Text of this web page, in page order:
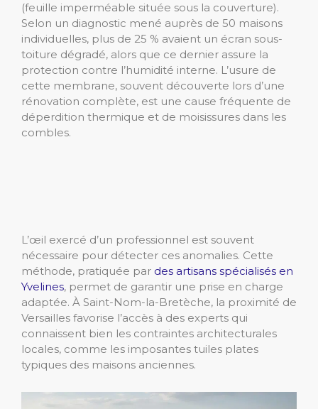
(feuille imperméable située sous la couverture).
Selon un diagnostic mené auprès de 50 maisons
individuelles, plus de 25 % avaient un écran sous-
toiture dégradé, alors que ce dernier assure la
protection contre l’humidité interne. L’usure de
cette membrane, souvent découverte lors d’une
rénovation complète, est une cause fréquente de
déperdition thermique et de moisissures dans les
combles.
L’œil exercé d’un professionnel est souvent
nécessaire pour détecter ces anomalies. Cette
méthode, pratiquée par des artisans spécialisés en
Yvelines, permet de garantir une prise en charge
adaptée. À Saint-Nom-la-Bretèche, la proximité de
Versailles favorise l’accès à des experts qui
connaissent bien les contraintes architecturales
locales, comme les imposantes tuiles plates
typiques des maisons anciennes.